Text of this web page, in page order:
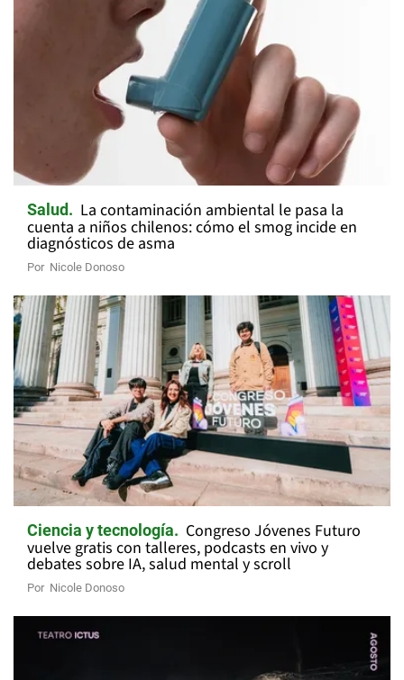
Salud La contaminación ambiental le pasa la
cuenta a niños chilenos: cómo el smog incide en
diagnósticos de asma
Por Nicole Donoso
Ciencia y tecnología Congreso Jóvenes Futuro
vuelve gratis con talleres, podcasts en vivo y
debates sobre IA, salud mental y scroll
Por Nicole Donoso